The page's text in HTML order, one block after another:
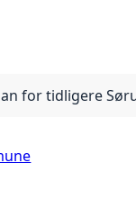
for tidligere